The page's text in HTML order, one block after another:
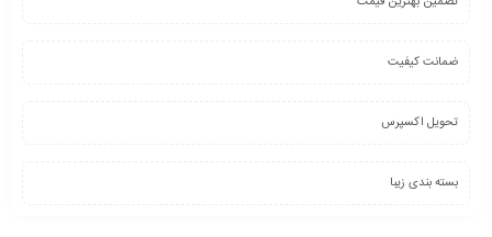
ضمانت کیفیت
تحویل اکسپرس
بسته بندی زیبا